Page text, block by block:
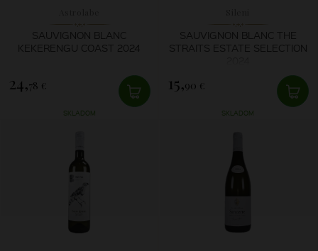
SAUVIGNON BLANC
KEKERENGU COAST 2024
24,78 €
SKLADOM
SAUVIGNON BLANC THE
STRAITS ESTATE SELECTION
15,90 €
SKLADOM